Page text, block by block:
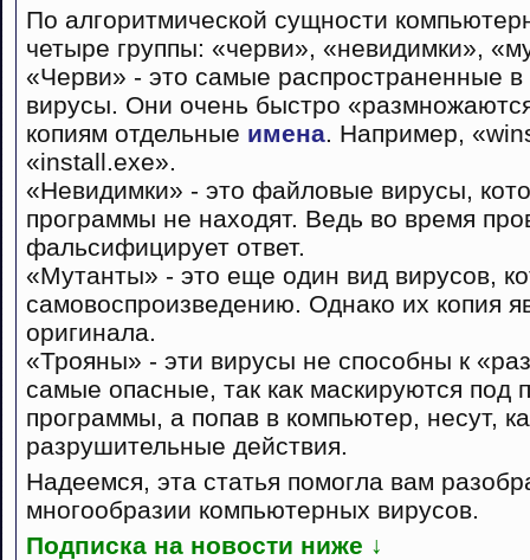
По алгоритмической сущности
четыре группы: «черви», «невидимки»,
«Черви» - это самые распространенные в
вирусы. Они очень быстро
копиям отдельные имена. Например,
«install.exe».
«Невидимки» - это файловые вирусы,
программы не находят. Ведь во время
фальсифицирует ответ.
«Мутанты» - это еще один вид вирусов,
самовоспроизведению. Однако их копия
оригинала.
«Трояны» - эти вирусы не способны к
самые опасные, так как маскируются под
программы, а попав в компьютер, несут,
разрушительные действия.
Надеемся, эта статья помогла вам
многообразии компьютерных вирусов.
Подписка на новости ниже ↓